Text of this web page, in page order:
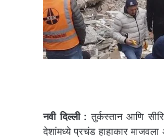
नवी दिल्ली : तुर्कस्तान आणि
देशांमध्ये प्रचंड हाहाकार